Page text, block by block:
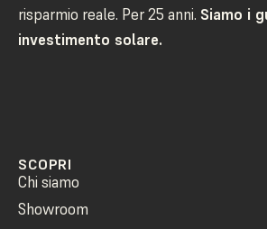
risparmio reale. Per 25 anni. Siamo i
investimento solare.
SCOPRI
Chi siamo
Showroom